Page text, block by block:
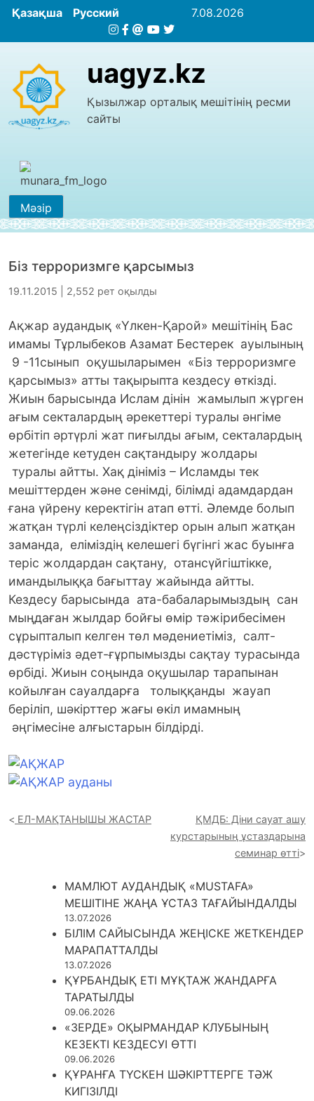
Қазақша Русский 7.08.2026
uagyz.kz
Қызылжар орталық мешітінің ресми
сайты
Мәзір
Біз терроризмге қарсымыз
19.11.2015 | 2,552 рет оқылды
Ақжар аудандық «Үлкен-Қарой» мешітінің Бас
имамы Тұрлыбеков Азамат Бестерек ауылының
9 -11сынып оқушыларымен «Біз терроризмге
қарсымыз» атты тақырыпта кездесу өткізді.
Жиын барысында Ислам дінін жамылып жүрген
ағым секталардың әрекеттері туралы әнгіме
өрбітіп әртүрлі жат пиғылды ағым, секталардың
жетегінде кетуден сақтандыру жолдары
туралы айтты. Хақ дініміз – Исламды тек
мешіттерден және сенімді, білімді адамдардан
ғана үйрену керектігін атап өтті. Әлемде болып
жатқан түрлі келеңсіздіктер орын алып жатқан
заманда, еліміздің келешегі бүгінгі жас буынға
теріс жолдардан сақтану, отансүйгіштікке,
имандылыққа бағыттау жайында айтты.
Кездесу барысында ата-бабаларымыздың сан
мыңдаған жылдар бойғы өмір тәжірибесімен
сұрыпталып келген төл мәдениетіміз, салт-
дәстүріміз әдет-ғұрпымызды сақтау турасында
өрбіді. Жиын соңында оқушылар тарапынан
койылған сауалдарға толыққанды жауап
беріліп, шәкірттер жағы өкіл имамның
әңгімесіне алғыстарын білдірді.
ЕЛ-МАҚТАНЫШЫ ЖАСТАР
ҚМДБ: Діни сауат ашу
курстарының ұстаздарына
семинар өтті
МАМЛЮТ АУДАНДЫҚ «MUSTAFA»
МЕШІТІНЕ ЖАҢА ҰСТАЗ ТАҒАЙЫНДАЛДЫ
13.07.2026
БІЛІМ САЙЫСЫНДА ЖЕҢІСКЕ ЖЕТКЕНДЕР
МАРАПАТТАЛДЫ
13.07.2026
ҚҰРБАНДЫҚ ЕТІ МҰҚТАЖ ЖАНДАРҒА
ТАРАТЫЛДЫ
09.06.2026
«ЗЕРДЕ» ОҚЫРМАНДАР КЛУБЫНЫҢ
КЕЗЕКТІ КЕЗДЕСУІ ӨТТІ
09.06.2026
ҚҰРАНҒА ТҮСКЕН ШӘКІРТТЕРГЕ ТӘЖ
КИГІЗІЛДІ